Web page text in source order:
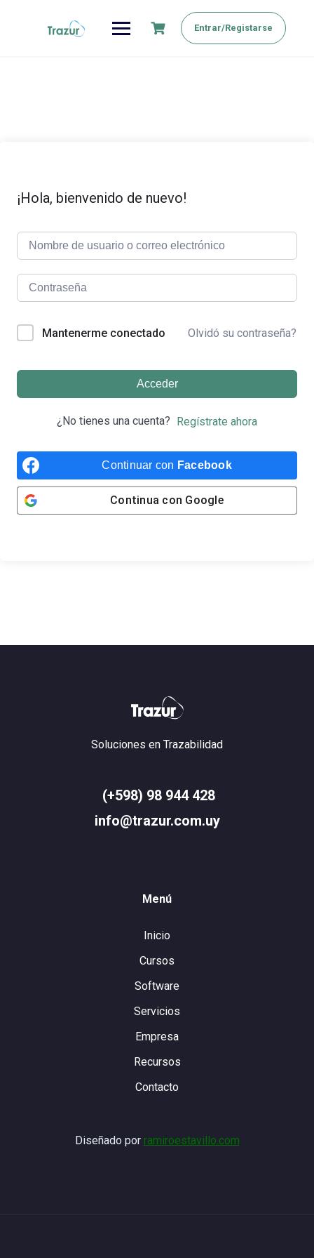
Entrar/Registarse
¡Hola, bienvenido de nuevo!
Mantenerme conectado Olvidó su contraseña?
Acceder
¿No tienes una cuenta? Regístrate ahora
Continuar con Facebook
Continua con Google
Soluciones en Trazabilidad
(+598) 98 944 428
info@trazur.com.uy
Menú
Inicio
Cursos
Software
Servicios
Empresa
Recursos
Contacto
Diseñado por ramiroestavillo.com